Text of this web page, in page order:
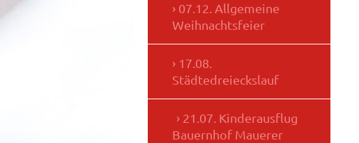
07.12. Allgemeine
Weihnachtsfeier
17.08.
Städtedreieckslauf
21.07. Kinderausflug
Bauernhof Mauerer